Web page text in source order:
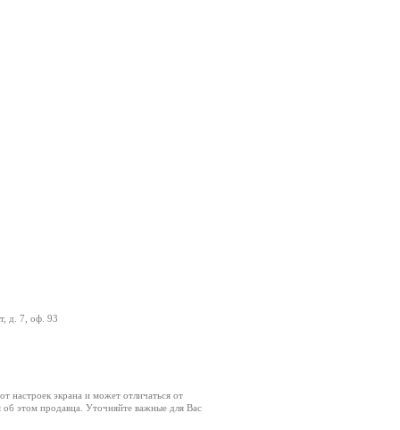
д. 7, оф. 93
настроек экрана и может отличаться от
об этом продавца. Уточняйте важные для Вас